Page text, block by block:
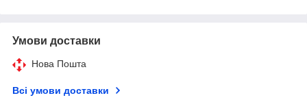
Умови доставки
Нова Пошта
Всі умови доставки